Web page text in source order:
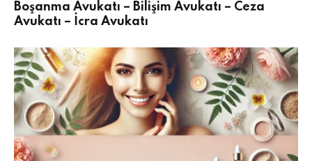
Boşanma Avukatı – Bilişim Avukatı – Ceza
Avukatı – İcra Avukatı